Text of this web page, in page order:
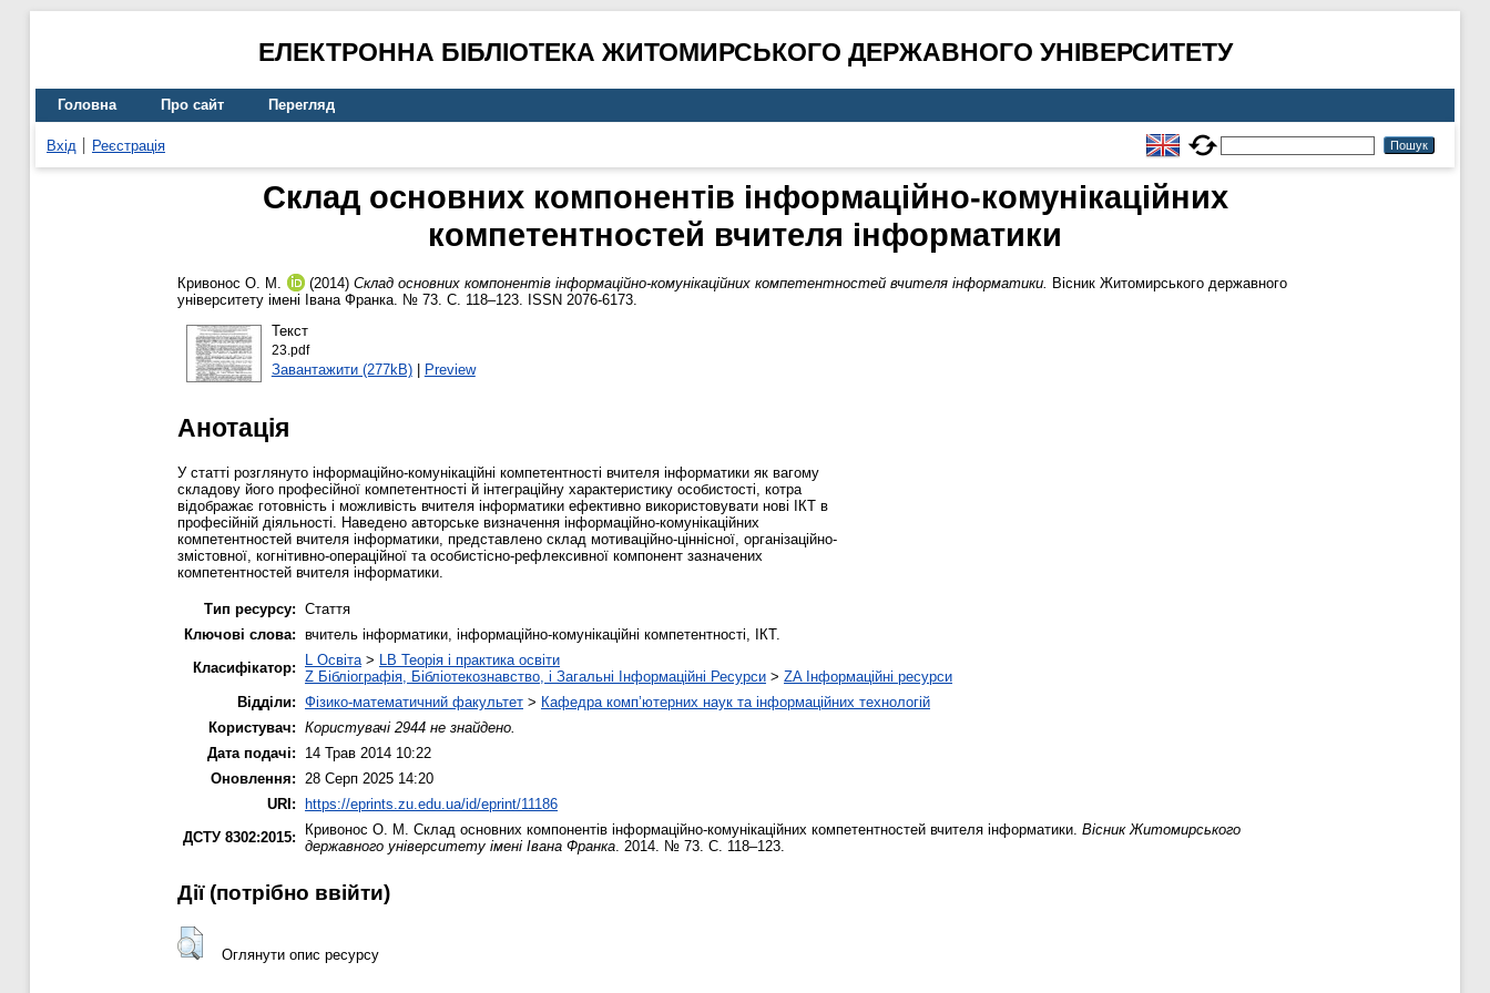
ЕЛЕКТРОННА БІБЛІОТЕКА ЖИТОМИРСЬКОГО ДЕРЖАВНОГО УНІВЕРСИТЕТУ
Головна Про сайт Перегляд
Вхід Реєстрація
Склад основних компонентів інформаційно-комунікаційних
компетентностей вчителя інформатики
Кривонос О. М. (2014) Склад основних компонентів інформаційно-комунікаційних компетентностей вчителя інформатики. Вісник Житомирського державного
університету імені Івана Франка. № 73. С. 118–123. ISSN 2076-6173.
Текст
23.pdf
Завантажити (277kB)| Preview
Анотація
У статті розглянуто інформаційно-комунікаційні компетентності вчителя інформатики як вагому
складову його професійної компетентності й інтеграційну характеристику особистості, котра
відображає готовність і можливість вчителя інформатики ефективно використовувати нові ІКТ в
професійній діяльності. Наведено авторське визначення інформаційно-комунікаційних
компетентностей вчителя інформатики, представлено склад мотиваційно-ціннісної, організаційно-
змістовної, когнітивно-операційної та особистісно-рефлексивної компонент зазначених
компетентностей вчителя інформатики.
Тип ресурсу: Стаття
Ключові слова: вчитель інформатики, інформаційно-комунікаційні компетентності, ІКТ.
Класифікатор:
L Освіта > LB Теорія і практика освіти
Z Бібліографія, Бібліотекознавство, і Загальні Інформаційні Ресурси > ZA Інформаційні ресурси
Відділи: Фізико-математичний факультет > Кафедра комп’ютерних наук та інформаційних технологій
Користувач: Користувачі 2944 не знайдено.
Дата подачі:
14 Трав 2014 10:22
Оновлення:
28 Серп 2025 14:20
URI: https://eprints.zu.edu.ua/id/eprint/11186
ДСТУ 8302:2015:
Кривонос О. М. Склад основних компонентів інформаційно-комунікаційних компетентностей вчителя інформатики. Вісник Житомирського
державного університету імені Івана Франка . 2014. № 73. С. 118–123.
Дії ​​(потрібно ввійти)
Оглянути опис ресурсу